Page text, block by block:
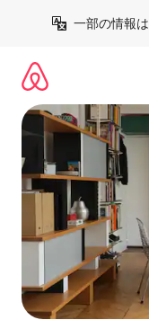
一部の情報